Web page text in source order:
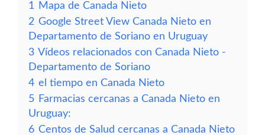
1
Mapa de Canada Nieto
2 Google Street View Canada Nieto en
Departamento de Soriano en Uruguay
3 Vídeos relacionados con Canada Nieto -
Departamento de Soriano
4 el tiempo en Canada Nieto
5 Farmacias cercanas a Canada Nieto en
Uruguay:
6 Centos de Salud cercanas a Canada Nieto